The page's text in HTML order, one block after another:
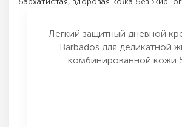
Легкий защитный дневной
Barbados для деликатной
комбинированной кожи